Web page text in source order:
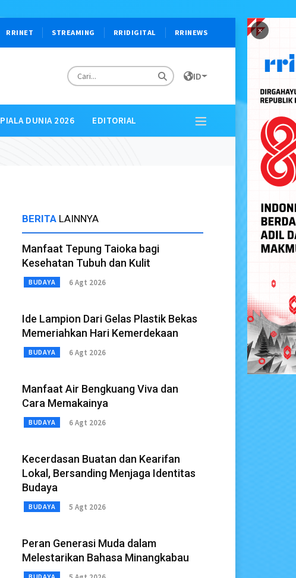
×
RRINET STREAMING RRIDIGITAL RRINEWS
ID
PIALA DUNIA 2026 EDITORIAL
BERITA LAINNYA
Manfaat Tepung Taioka bagi
Kesehatan Tubuh dan Kulit
BUDAYA 6 Agt 2026
Ide Lampion Dari Gelas Plastik Bekas
Memeriahkan Hari Kemerdekaan
BUDAYA 6 Agt 2026
Manfaat Air Bengkuang Viva dan
Cara Memakainya
BUDAYA 6 Agt 2026
Kecerdasan Buatan dan Kearifan
Lokal, Bersanding Menjaga Identitas
Budaya
BUDAYA 5 Agt 2026
Peran Generasi Muda dalam
Melestarikan Bahasa Minangkabau